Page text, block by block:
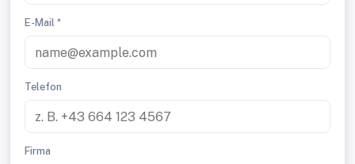
E-Mail *
Telefon
Firma